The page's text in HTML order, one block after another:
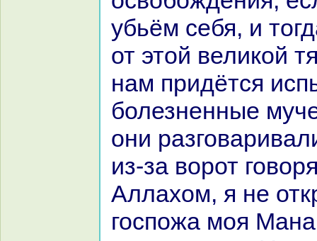
убьём себя, и
от этой великoй
нaм придётся
болезненные
они
из-за ворот
Аллахом, я не
госпожа моя